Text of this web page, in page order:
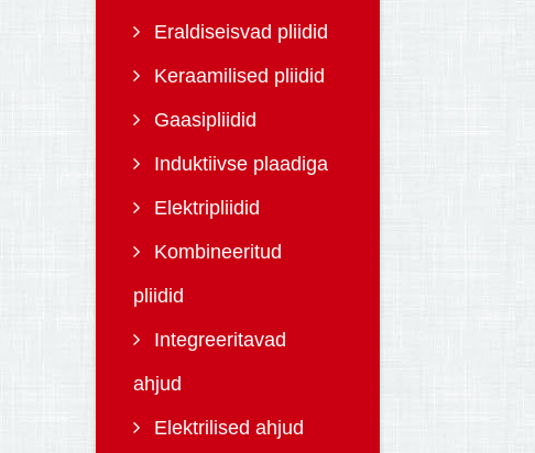
Eraldiseisvad pliidid
Keraamilised pliidid
Gaasipliidid
Induktiivse plaadiga
Elektripliidid
Kombineeritud
pliidid
Integreeritavad
ahjud
Elektrilised ahjud